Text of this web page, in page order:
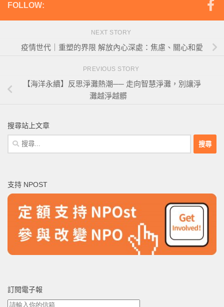
FOLLOW:
NEXT STORY
疫情世代｜重塑的界限 解放內心深處：焦慮、關心和愛
PREVIOUS STORY
【海洋永續】反思淨灘熱潮── 走向智慧淨灘，別讓淨
灘越淨越髒
搜尋站上文章
搜
尋
字:
支持 NPOST
訂閱電子報